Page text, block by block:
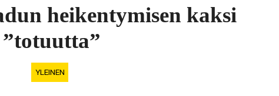
heikentymisen kaksi
”totuutta”
YLEINEN